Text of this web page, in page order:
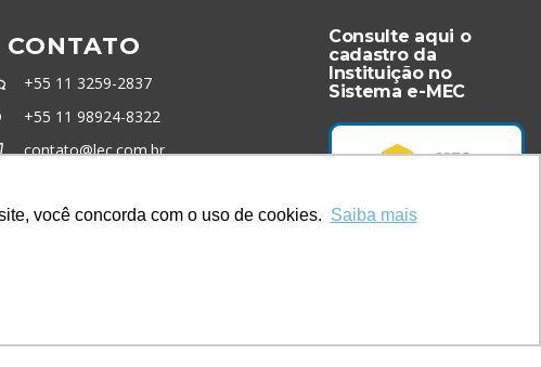
você concorda com o uso de cookies. Saiba mais
CONTATO
+55 11 3259-2837
+55 11 98924-8322
contato@lec.com.br
Consulte aqui o
cadastro da
Instituição no
Sistema e-MEC
Acesse Já!